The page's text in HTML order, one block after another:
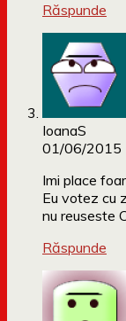
Răspunde
IoanaS
01/06/2015
Imi place
Eu votez cu
nu reuseste
Răspunde